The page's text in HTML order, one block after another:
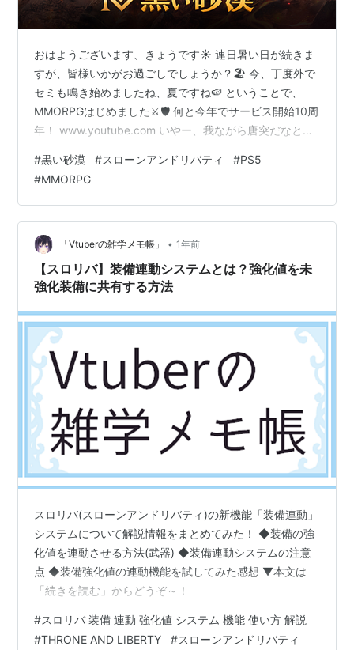
おはようございます、きょうです☀ 連日暑い日が続きま
すが、皆様いかがお過ごしでしょうか？🏖 今、丁度外で
セミも鳴き始めましたね、夏ですね🍉 ということで、
MMORPGはじめました⚔🛡 何と今年でサービス開始10周
年！ www.youtube.com いやー、我ながら唐突だなと思
にRPGやってた記憶が残ってるんですかね？🎮 FFとかド
ラクエとかマザーとかね、あとファミコンのラディア戦
記とか面白かったですよね、知ってる方いるかな？
youtu.be ニンテンドースイッチオンラインとかで配信さ
れないかなぁ、500円とかで発売してくれてもいいけど
🤔 …
#黒い砂漠 #スローンアンドリバティ #PS5
#MMORPG
「Vtuberの雑学メモ帳」 • 1年前
【スロリバ】装備連動システムとは？強化値を未
強化装備に共有する方法
スロリバ(スローンアンドリバティ)の新機能「装備連動」
システムについて解説情報をまとめてみた！ ◆装備の強
化値を連動させる方法(武器) ◆装備連動システムの注意
点 ◆装備強化値の連動機能を試してみた感想 ▼本文は
「続きを読む」からどうぞ～！
#スロリバ 装備 連動 強化値 システム 機能 使い方 解説
#THRONE AND LIBERTY #スローンアンドリバティ